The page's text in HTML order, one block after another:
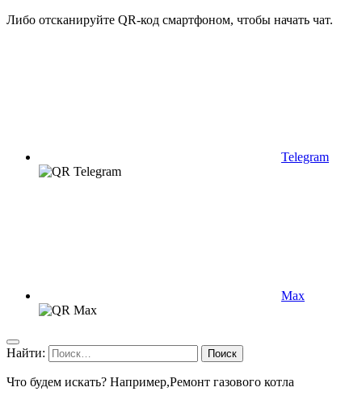
Либо отсканируйте QR-код смартфоном, чтобы начать чат.
Telegram
Max
Найти:
Что будем искать? Например,Ремонт газового котла